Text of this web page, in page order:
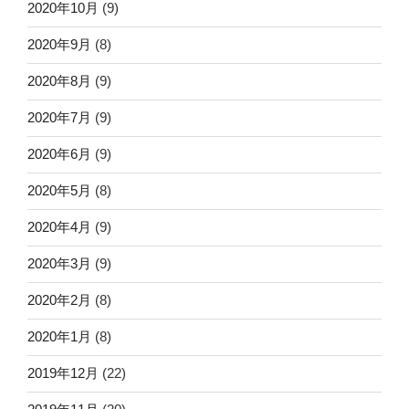
2020年10月 (9)
2020年9月 (8)
2020年8月 (9)
2020年7月 (9)
2020年6月 (9)
2020年5月 (8)
2020年4月 (9)
2020年3月 (9)
2020年2月 (8)
2020年1月 (8)
2019年12月 (22)